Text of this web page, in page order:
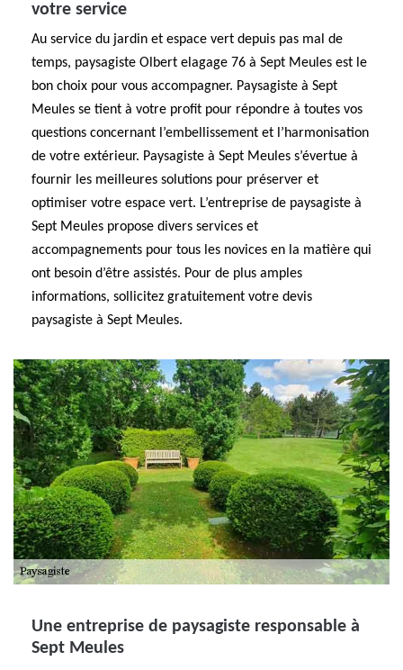
votre service
Au service du jardin et espace vert depuis pas mal de
temps, paysagiste Olbert elagage 76 à Sept Meules est le
bon choix pour vous accompagner. Paysagiste à Sept
Meules se tient à votre profit pour répondre à toutes vos
questions concernant l’embellissement et l’harmonisation
de votre extérieur. Paysagiste à Sept Meules s’évertue à
fournir les meilleures solutions pour préserver et
optimiser votre espace vert. L’entreprise de paysagiste à
Sept Meules propose divers services et
accompagnements pour tous les novices en la matière qui
ont besoin d’être assistés. Pour de plus amples
informations, sollicitez gratuitement votre devis
paysagiste à Sept Meules.
Une entreprise de paysagiste responsable à
Sept Meules